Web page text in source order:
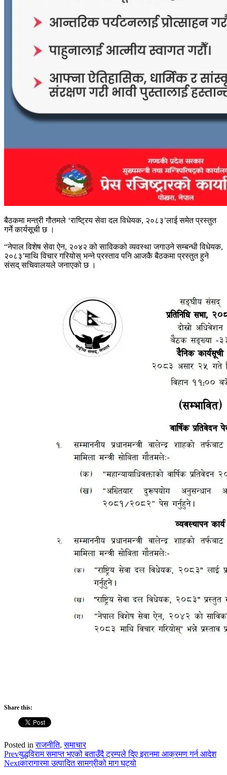
बैठकमा मन्त्री गौतमले ‘राष्ट्रिय सेवा दल विधेयक, २०८३’लाई समेत प्रस्तुत
गर्ने कार्यसूची छ ।
“नेपाल विशेष सेवा ऐन, २०४२ को साविकको व्यवस्था जगाउने सम्बन्धी विधेयक,
२०८३’माथि विचार गरियोस् भन्ने प्रस्ताव पनि आजकै बैठकमा प्रस्तुत हुने
संसद् सचिवालयले जनाएको छ ।
Share this:
Posted inराजनीति,समाचार
Prevयुद्धविराम समाप्त भएको बताउँदै ट्रम्पले दिए इरानमा आक्रमण गर्न आदेश
Nextकारागारमा उत्पादित सामग्रीको माग घट्यो